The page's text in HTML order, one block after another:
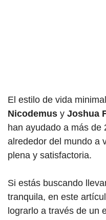
El estilo de vida
Nicodemus y Joshua
han ayudado a más de
alrededor del mundo a
plena y satisfactoria.
Si estás buscando
tranquila, en este
lograrlo a través de un